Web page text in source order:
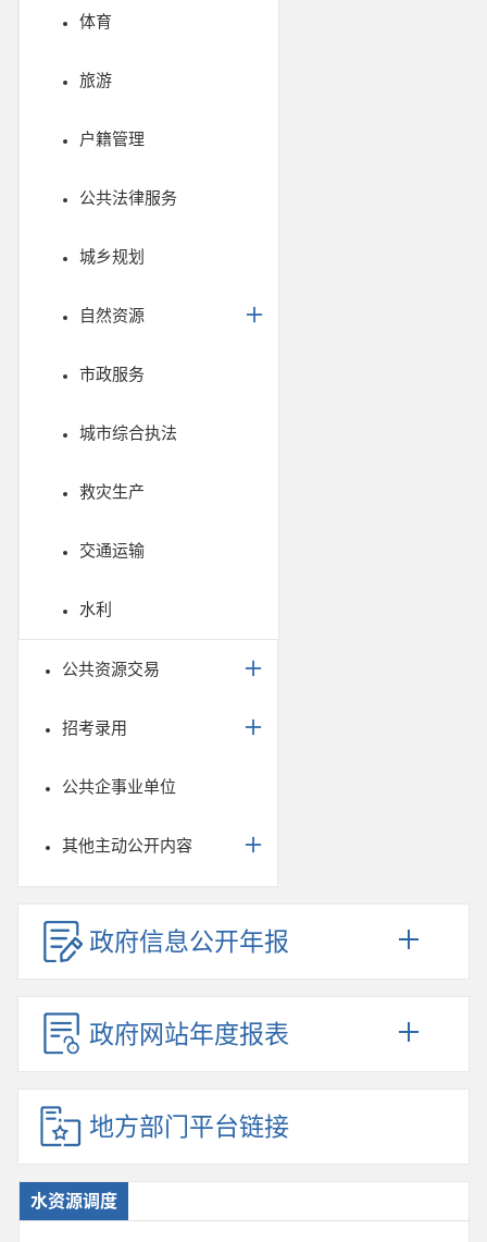
体育
旅游
户籍管理
公共法律服务
城乡规划
自然资源
市政服务
城市综合执法
救灾生产
交通运输
水利
公共资源交易
招考录用
公共企事业单位
其他主动公开内容
政府信息公开年报
政府网站年度报表
地方部门平台链接
水资源调度